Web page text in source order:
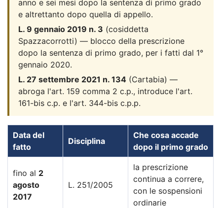
anno e sei mesi dopo la sentenza di primo grado
e altrettanto dopo quella di appello.
L. 9 gennaio 2019 n. 3 (cosiddetta
Spazzacorrotti) — blocco della prescrizione
dopo la sentenza di primo grado, per i fatti dal 1°
gennaio 2020.
L. 27 settembre 2021 n. 134 (Cartabia) —
abroga l'art. 159 comma 2 c.p., introduce l'art.
161-bis c.p. e l'art. 344-bis c.p.p.
Data del
fatto
Disciplina
Che cosa accade
dopo il primo grado
fino al 2
agosto
2017
L. 251/2005
la prescrizione
continua a correre,
con le sospensioni
ordinarie